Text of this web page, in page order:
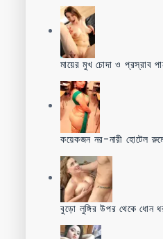
মায়ের মুখ চোদা ও প্রস্রাব
কয়েকজন নর-নারী হোটেল
বুড়ো লুঙ্গির উপর থেকে ধোন